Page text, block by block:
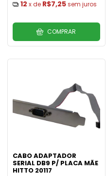
12 x de R$7,25sem juros
COMPRAR
CABO ADAPTADOR
SERIAL DB9 P/ PLACA MÃE
HITTO 20117